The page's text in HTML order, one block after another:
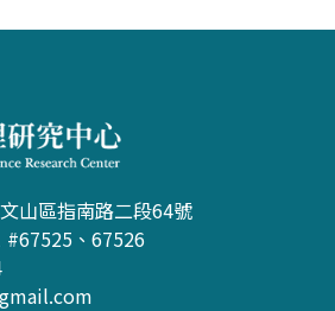
山區指南路二段64號
、67526